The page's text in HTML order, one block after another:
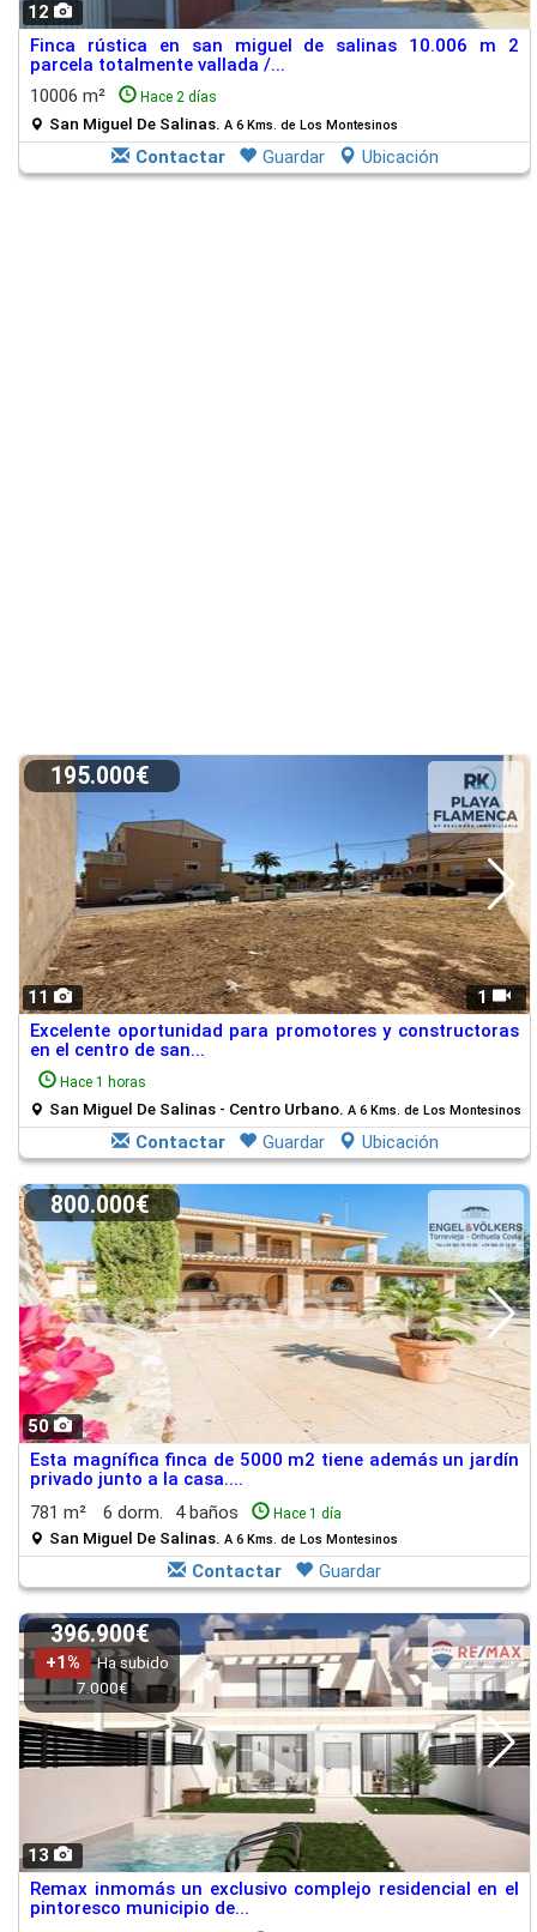
12
Finca rústica en san miguel de salinas 10.006 m 2
parcela totalmente vallada /...
10006 m²
Hace 2 días
San Miguel De Salinas. A 6 Kms. de Los Montesinos
Contactar Guardar Ubicación
11 1
195.000€
Excelente oportunidad para promotores y constructoras
en el centro de san...
Hace 1 horas
San Miguel De Salinas - Centro Urbano. A 6 Kms. de Los Montesinos
Contactar Guardar Ubicación
50
800.000€
Esta magnífica finca de 5000 m2 tiene además un jardín
privado junto a la casa....
781 m²
6 dorm. 4 baños Hace 1 día
San Miguel De Salinas. A 6 Kms. de Los Montesinos
Contactar Guardar
13
396.900€
+1%
Ha subido
7.000€
Remax inmomás un exclusivo complejo residencial en el
pintoresco municipio de...